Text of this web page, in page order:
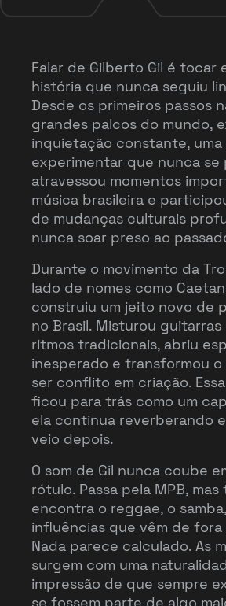
Falar de Gilberto Gil é tocar
história que nunca seguiu
Desde os primeiros passos
grandes palcos do mundo,
inquietação constante,
experimentar que nunca se
atravessou momentos
música brasileira e
de mudanças culturais
nunca soar preso ao
Durante o movimento da
lado de nomes como
construiu um jeito novo de
no Brasil. Misturou
ritmos tradicionais, abriu
inesperado e transformou
ser conflito em criação.
ficou para trás como um
ela continua reverberando
veio depois.
O som de Gil nunca coube
rótulo. Passa pela MPB, mas
encontra o reggae, o
influências que vêm de fora
Nada parece calculado. As
surgem com uma
impressão de que sempre